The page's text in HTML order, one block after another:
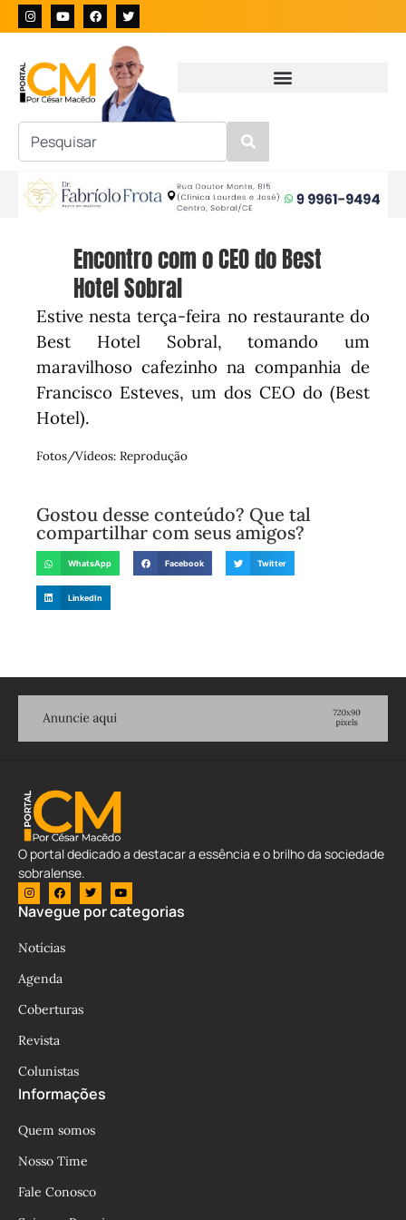
Encontro com o CEO do Best
Hotel Sobral
Estive nesta terça-feira no restaurante do
Best Hotel Sobral, tomando um
maravilhoso cafezinho na companhia de
Francisco Esteves, um dos CEO do (Best
Hotel).
Fotos/Vídeos: Reprodução
Gostou desse conteúdo? Que tal
compartilhar com seus amigos?
WhatsApp Facebook Twitter
LinkedIn
O portal dedicado a destacar a essência e o brilho da sociedade
sobralense.
Navegue por categorias
Notícias
Agenda
Coberturas
Revista
Colunistas
Informações
Quem somos
Nosso Time
Fale Conosco